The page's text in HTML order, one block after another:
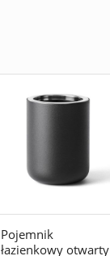
Pojemnik
łazienkowy otwarty